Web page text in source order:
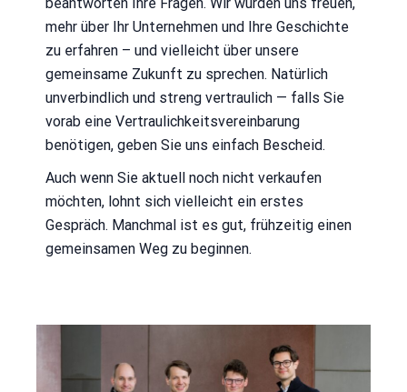
mehr über Ihr Unternehmen und Ihre Geschichte
zu erfahren – und vielleicht über unsere
gemeinsame Zukunft zu sprechen. Natürlich
unverbindlich und streng vertraulich — falls Sie
vorab eine Vertraulichkeitsvereinbarung
benötigen, geben Sie uns einfach Bescheid.
Auch wenn Sie aktuell noch nicht verkaufen
möchten, lohnt sich vielleicht ein erstes
Gespräch. Manchmal ist es gut, frühzeitig einen
gemeinsamen Weg zu beginnen.